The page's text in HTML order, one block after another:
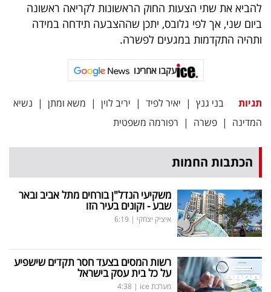
פרסמו
באייס
להביא את שתי הצעות החוק הראשונות לקריאה ראשונה
ביום שני, אך לפי גלובס, יתכן שההצבעה תידחה במידה
ותהיה התקדמות במגעים לפשרה.
עקבו אחרינו
תגיות בני גנץ | יאיר לפיד | יריב לוין | משא ומתן | נשיא
המדינה | פשרה | רפורמה משפטית
הכתבות החמות
משקיעי הנדל"ן בורחים מתל אביב ובאר
שבע - וקונים בעיר הזו
איציק יצחקי |
6:19
רשות המסים בצעד חסר תקדים שישפיע
על כל בית עסק בישראל
מערכת ice |
4:38